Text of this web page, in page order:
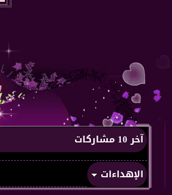
آخر 10 مشاركات
الإهداءات